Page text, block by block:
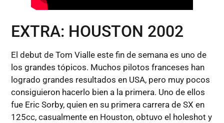
EXTRA: HOUSTON 2002
El debut de Tom Vialle este fin de semana es uno de
los grandes tópicos. Muchos pilotos franceses han
logrado grandes resultados en USA, pero muy pocos
consiguieron hacerlo bien a la primera. Uno de ellos
fue Eric Sorby, quien en su primera carrera de SX en
125cc, casualmente en Houston, obtuvo el holeshot y